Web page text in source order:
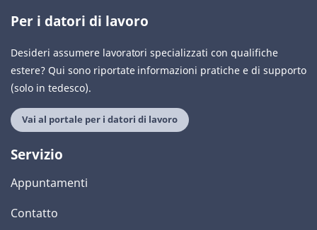
Per i datori di lavoro
Desideri assumere lavoratori specializzati con qualifiche
estere? Qui sono riportate informazioni pratiche e di supporto
(solo in tedesco).
Vai al portale per i datori di lavoro
Servizio
Appuntamenti
Contatto